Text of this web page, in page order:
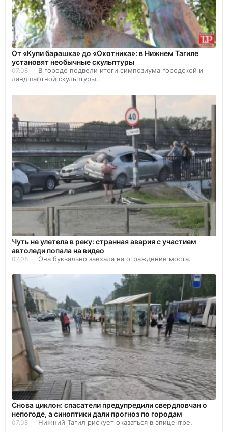
От «Купи барашка» до «Охотника»: в Нижнем Тагиле
установят необычные скульптуры
07.08
В городе подвели итоги симпозиума городской и
ландшафтной скульптуры.
Чуть не улетела в реку: странная авария с участием
автоледи попала на видео
07.08 Она буквально заехала на ограждение моста.
Снова циклон: спасатели предупредили свердловчан о
непогоде, а синоптики дали прогноз по городам
07.08 Нижний Тагил рискует оказаться в эпицентре.